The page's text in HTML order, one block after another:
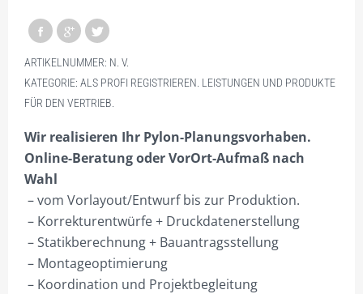
KNOW HOW STÄRKT.
DEIN ONEMANOFFICE.
SUCHE-PROFI.DE – INFO
PROJEKTIERUNG
SHOP NUR FÜR GEWERBETREIBENDE!
HILFE?/FAQ
MEIN KONTO
ARTIKELNUMMER: N. V.
KATEGORIE: ALS PROFI REGISTRIEREN. LEISTUNGEN UND PRODUKTE
FÜR DEN VERTRIEB.
Wir realisieren Ihr Pylon-Planungsvorhaben.
Online-Beratung oder VorOrt-Aufmaß nach
Wahl
– vom Vorlayout/Entwurf bis zur Produktion.
– Korrekturentwürfe + Druckdatenerstellung
– Statikberechnung + Bauantragsstellung
– Montageoptimierung
– Koordination und Projektbegleitung